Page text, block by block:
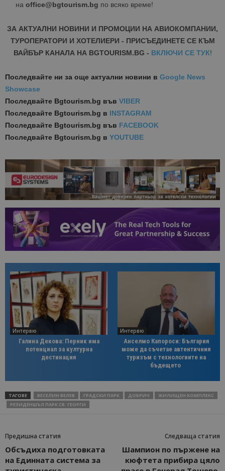
на office@bgtourism.bg по всяко време!
ЗА АКТУАЛНИ НОВИНИ И ПРОМОЦИИ НА АВИОКОМПАНИИ,
ТУРОПЕРАТОРИ И ХОТЕЛИЕРИ - ПРИСЪЕДИНЕТЕ СЕ КЪМ
ВАЙБЪР КАНАЛА НА BGTOURISM.BG - ВКЛЮЧИ СЕ ТУК!
Последвайте ни за още актуални новини в Google News
Showcase
Последвайте Bgtourism.bg във VIBER
Последвайте Bgtourism.bg в INSTAGRAM
Последвайте Bgtourism.bg във FACEBOOK
Последвайте Bgtourism.bg в YOUTUBE
Интервю
Галина Декова: Перник има
потенциал за културна
дестинация
Интервю
Анселмо Капороси: България
може да съчетае автентичния
туризъм с технологиите на
бъдещето
ТАГОВЕ ВЕСЕЛИН ВЕЛЕВ ГРАДСКИ ПАРК ДОБРИЧ
ЖИЛИЩЕН КОМПЛЕКС
РЕЗИДЕНШЪЛ ПАРК СВ. ГЕОРГИ
Предишна статия
Обсъдиха подготовката
на Единната система за
Следваща статия
Шампион по пържене на
кюфтета прибира цяло